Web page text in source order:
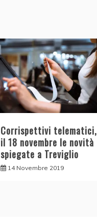
Corrispettivi telematici,
il 18 novembre le novità
spiegate a Treviglio
14 Novembre 2019